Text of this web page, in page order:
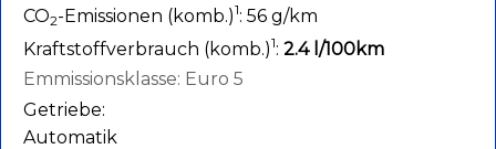
CO2-Emissionen (komb.)1: 56 g/km
Kraftstoffverbrauch (komb.)1: 2.4 l/100km
Emmissionsklasse: Euro 5
Getriebe:
Automatik